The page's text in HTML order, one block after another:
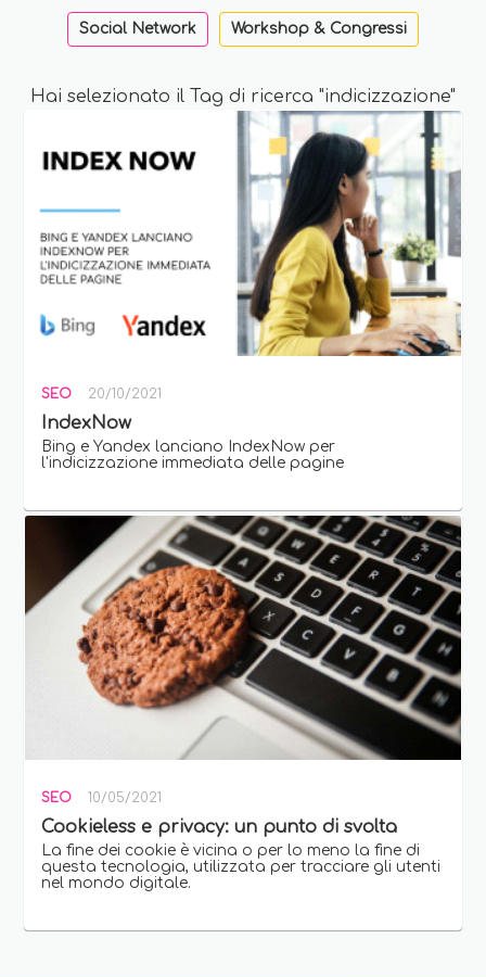
Social Network Workshop & Congressi
Hai selezionato il Tag di ricerca "indicizzazione"
SEO 20/10/2021
IndexNow
Bing e Yandex lanciano IndexNow per
l'indicizzazione immediata delle pagine
SEO 10/05/2021
Cookieless e privacy: un punto di svolta
La fine dei cookie è vicina o per lo meno la fine di
questa tecnologia, utilizzata per tracciare gli utenti
nel mondo digitale.